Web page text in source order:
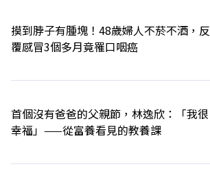
摸到脖子有腫塊！48歲婦人不菸不酒，反
覆感冒3個多月竟罹口咽癌
首個沒有爸爸的父親節，林逸欣：「我很
幸福」——從富養看見的教養課